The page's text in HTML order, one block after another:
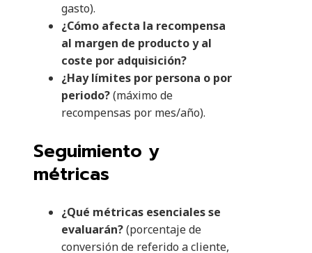
gasto).
¿Cómo afecta la recompensa
al margen de producto y al
coste por adquisición?
¿Hay límites por persona o por
periodo?(máximo de
recompensas por mes/año).
Seguimiento y
métricas
¿Qué métricas esenciales se
evaluarán?(porcentaje de
conversión de referido a cliente,